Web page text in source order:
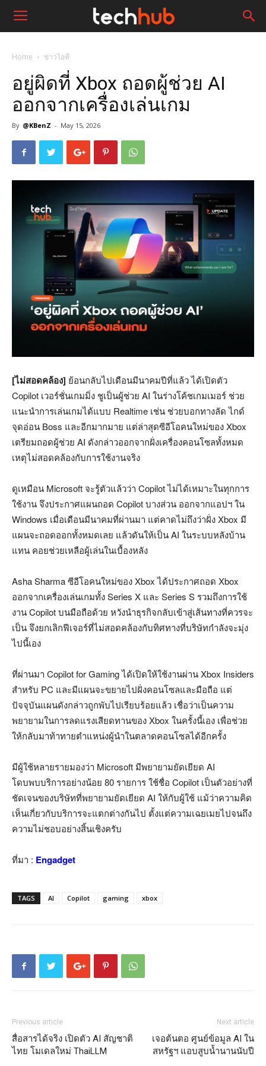
Home ข่าวไอที
อยู่ผิดที่ Xbox ถอดผู้ช่วย AI
ออกจากเครื่องเล่นเกม
By @KBenZ - May 15, 2026
[ไม่สอดคล้อง] ย้อนกลับไปเดือนมีนาคมปีที่แล้ว ได้เปิดตัว
Copilot เวอร์ชั่นเกมมิ่ง ชูเป็นผู้ช่วย AI ในร่างโค้ชเกมเมอร์ ช่วย
แนะนำการเล่นเกมได้แบบ Realtime เช่น ช่วยบอกทางลัด ไกด์
จุดอ่อน Boss และอีกมากมาย แต่ล่าสุดซีอีโอคนใหม่ของ Xbox
เตรียมถอดผู้ช่วย AI ดังกล่าวออกจากฝั่งเครื่องคอนโซลทั้งหมด
เหตุไม่สอดคล้องกับการใช้งานจริง
ดูเหมือน Microsoft จะรู้ตัวแล้วว่า Copilot ไม่ได้เหมาะในทุกการ
ใช้งาน จึงประกาศแผนถอด Copilot บางส่วน ออกจากแอปฯ ใน
Windows เมื่อเดือนมีนาคมที่ผ่านมา แต่คาดไม่ถึงว่าฝั่ง Xbox มี
แผนจะถอดออกทั้งหมดเลย แล้วดันให้เป็น AI ในระบบหลังบ้าน
แทน คอยช่วยเหลือผู้เล่นในเบื้องหลัง
Asha Sharma ซีอีโอคนใหม่ของ Xbox ได้ประกาศถอด Xbox
ออกจากเครื่องเล่นเกมทั้ง Series X และ Series S รวมถึงการใช้
งาน Copilot บนมือถือด้วย หวังนำธุรกิจกลับเข้าสู่เส้นทางที่ควรจะ
เป็น จึงยกเลิกฟีเจอร์ที่ไม่สอดคล้องกับทิศทางที่บริษัทกำลังจะมุ่ง
ไปนี้เอง
ที่ผ่านมา Copilot for Gaming ได้เปิดให้ใช้งานผ่าน Xbox Insiders
สำหรับ PC และมีแผนจะขยายไปฝั่งคอนโซลและมือถือ แต่
ปัจจุบันแผนดังกล่าวถูกพับไปเรียบร้อยแล้ว เชื่อว่าเป็นความ
พยายามในการลดแรงเสียดทานของ Xbox ในครั้งนี้เอง เพื่อช่วย
ให้กลับมาท้าทายตำแหน่งผู้นำในตลาดคอนโซลได้อีกครั้ง
มีผู้ใช้หลายรายมองว่า Microsoft มีพยายามยัดเยียด AI
โดบพบบริการอย่างน้อย 80 รายการ ใช้ชื่อ Copilot เป็นตัวอย่างที่
ชัดเจนของบริษัทที่พยายามยัดเยียด AI ให้กับผู้ใช้ แม้ว่าความคิด
เห็นเกี่ยวกับบริการจะแตกต่างกันไป ตั้งแต่ความเฉยเมยไปจนถึง
ความไม่ชอบอย่างสิ้นเชิงครับ
ที่มา : Engadget
TAGS AI Copilot gaming xbox
Previous article
สื่อสารได้จริง เปิดตัว AI สัญชาติ
ไทย โมเดลใหม่ ThaiLLM
Next article
เจอต้นตอ ศูนย์ข้อมูล AI ใน
สหรัฐฯ แอบสูบน้ำนานนับปี